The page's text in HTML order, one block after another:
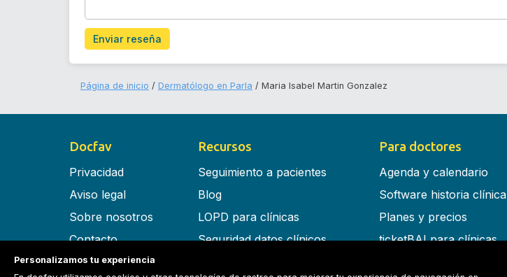
Enviar reseña
Página de inicio Dermatólogo en Parla Maria Isabel Martin Gonzalez
Docfav
Privacidad
Aviso legal
Sobre nosotros
Contacto
Términos y condiciones
Recursos
Seguimiento a pacientes
Blog
LOPD para clínicas
Seguridad datos clínicos
Para doctores
Agenda y calendario
Software historia clínica
Planes y precios
ticketBAI para clínicas
Personalizamos tu experiencia